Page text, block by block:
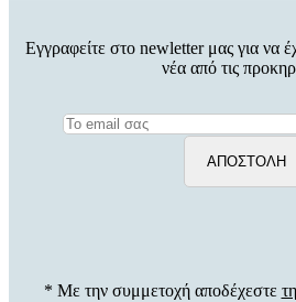
Εγγραφείτε στο newletter μας για να
νέα από τις
* Με την συμμετοχή αποδέχεστε